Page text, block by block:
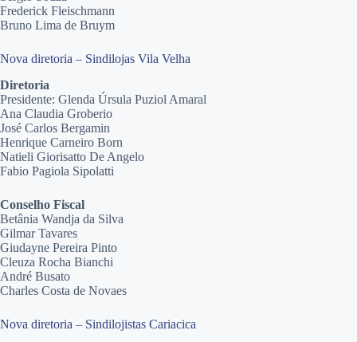
Frederick Fleischmann
Bruno Lima de Bruym
Nova diretoria – Sindilojas Vila Velha
Diretoria
Presidente: Glenda Úrsula Puziol Amaral
Ana Claudia Groberio
José Carlos Bergamin
Henrique Carneiro Born
Natieli Giorisatto De Angelo
Fabio Pagiola Sipolatti
Conselho Fiscal
Betânia Wandja da Silva
Gilmar Tavares
Giudayne Pereira Pinto
Cleuza Rocha Bianchi
André Busato
Charles Costa de Novaes
Nova diretoria – Sindilojistas Cariacica